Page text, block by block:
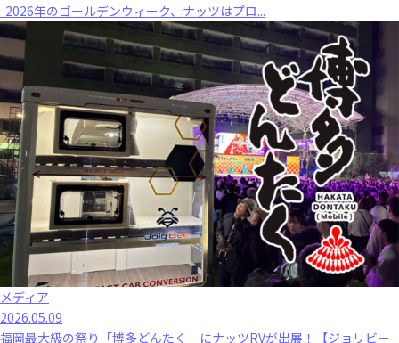
2026年のゴールデンウィーク、ナッツはプロ...
メディア
2026.05.09
福岡最大級の祭り「博多どんたく」にナッツRVが出展！【ジョリビー